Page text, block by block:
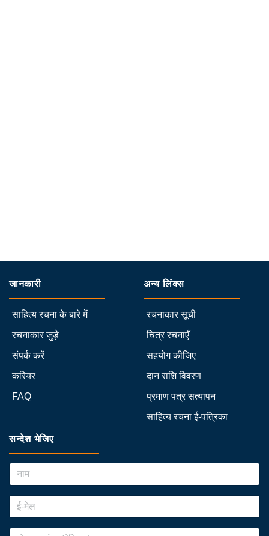
जानकारी
साहित्य रचना के बारे में
रचनाकार जुड़े
संपर्क करें
करियर
FAQ
अन्य लिंक्स
रचनाकार सूची
चित्र रचनाएँ
सहयोग कीजिए
दान राशि विवरण
प्रमाण पत्र सत्यापन
साहित्य रचना ई-पत्रिका
सन्देश भेजिए